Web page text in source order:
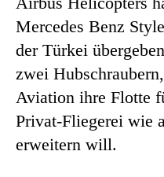
Mercedes Benz
der Türkei
zwei
Aviation ihre Flotte
Privat-Fliegerei wie
erweitern will.